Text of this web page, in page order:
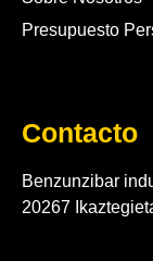
Presupuesto
Contacto
Benzunzibar
20267